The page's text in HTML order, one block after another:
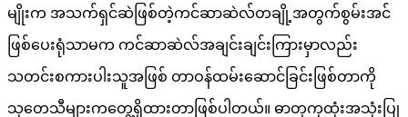
မျိုးက အသက်ရှင်ဆဲဖြစ်တဲ့ကင်ဆာဆဲလ်တချို့အတွက်စွမ်းအင်
ဖြစ်ပေးရုံသာမက ကင်ဆာဆဲလ်အချင်းချင်းကြားမှာလည်း
သတင်းစကားပါးသူအဖြစ် တာဝန်ထမ်းဆောင်ခြင်းဖြစ်တာကို
သုတေသီများကတွေ့ရှိထားတာဖြစ်ပါတယ်။ ဓာတုကုထုံးအသုံးပြု